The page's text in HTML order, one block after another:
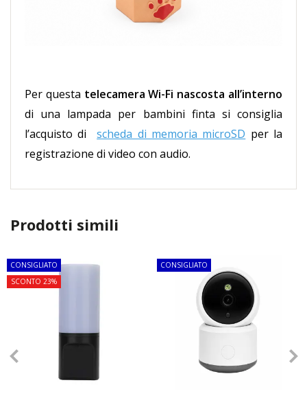
Per questa telecamera Wi-Fi nascosta all’interno
di una lampada per bambini finta si consiglia
l’acquisto di
scheda di memoria microSD per la
registrazione di video con audio.
Prodotti simili
CONSIGLIATO
SCONTO 23%
CONSIGLIATO